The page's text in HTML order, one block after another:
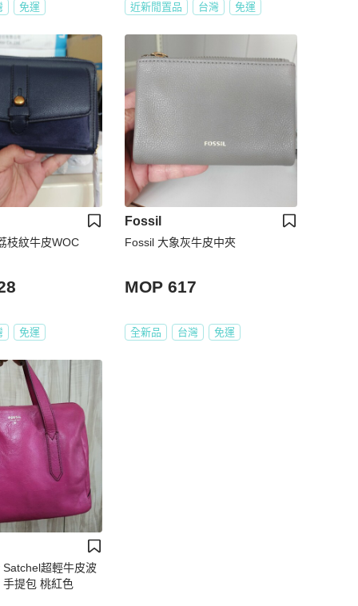
免運 近新閒置品 台灣 免運
枝紋牛皮WOC
免運
Fossil
Fossil 大象灰牛皮中夾
MOP 617
全新品 台灣 免運
超輕牛皮波
提包 桃紅色